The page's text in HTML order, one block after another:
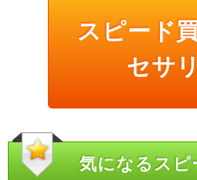
スピード
セサ
気になるスピ